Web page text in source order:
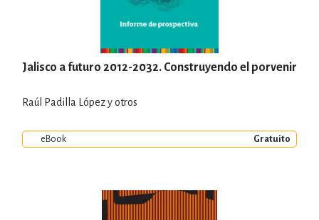
Jalisco a futuro 2012-2032. Construyendo el porvenir
Raúl Padilla López y otros
eBook Gratuito